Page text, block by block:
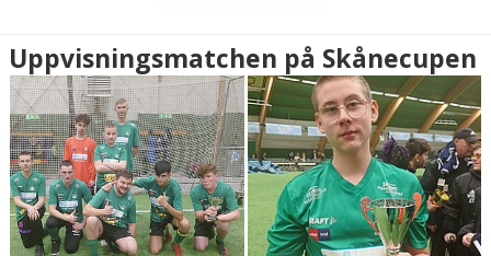
TRUPPEN
BILDGALLERI
DOKUMENT
KONTAKT
Uppvisningsmatchen på Skånecupen